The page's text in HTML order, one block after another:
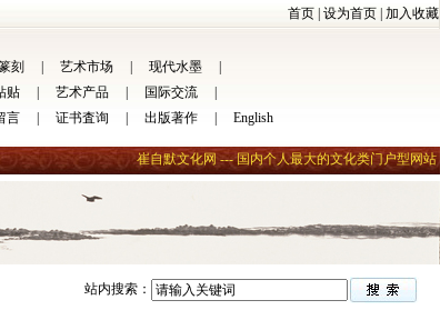
首页 设为首页 加入收藏
刻 艺术市场 现代水墨
贴 艺术产品 国际交流
言 证书査询 出版著作 English
崔自默文化网 --- 国内个人最大的文化类门户型网站
站内搜索：